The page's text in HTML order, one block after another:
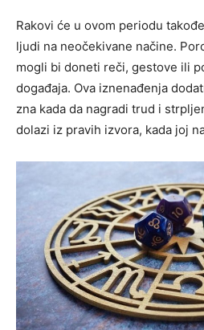
Rakovi će u ovom periodu
ljudi na neočekivane načine.
mogli bi doneti reči, gestove ili
događaja. Ova iznenađenja
zna kada da nagradi trud i
dolazi iz pravih izvora, kada joj